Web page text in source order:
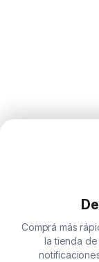
Comprá más
la tienda de